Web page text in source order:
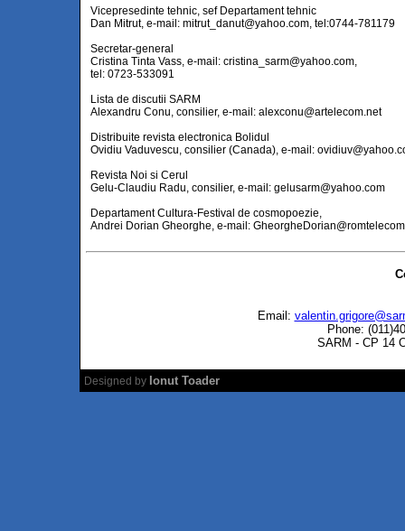
Vicepresedinte tehnic, sef Departament tehnic
Dan Mitrut, e-mail: mitrut_danut@yahoo.com, tel:0744-781179
Secretar-general
Cristina Tinta Vass, e-mail: cristina_sarm@yahoo.com,
tel: 0723-533091
Lista de discutii SARM
Alexandru Conu, consilier, e-mail: alexconu@artelecom.net
Distribuite revista electronica Bolidul
Ovidiu Vaduvescu, consilier (Canada), e-mail:
Revista Noi si Cerul
Gelu-Claudiu Radu, consilier, e-mail: gelusarm@yahoo.com
Departament Cultura-Festival de cosmopoezie,
Andrei Dorian Gheorghe, e-mail:
Email:
Phone:
SARM - CP 14
Designed by Ionut Toader